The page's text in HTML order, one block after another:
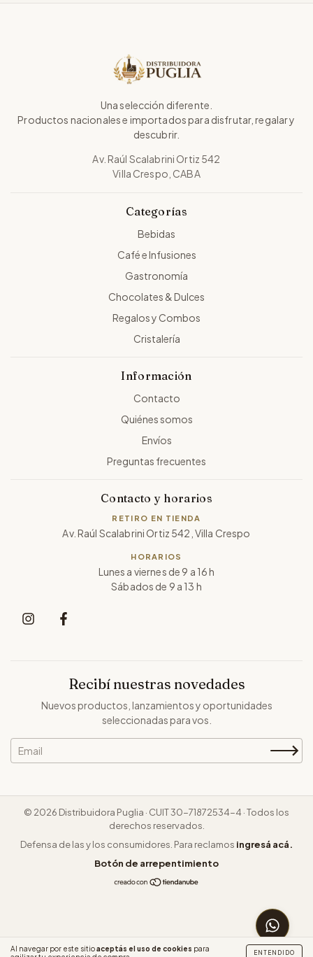
Al navegar por este sitioaceptás el uso de cookies para
ENTENDIDO
Una selección diferente.
Productos nacionales e importados para disfrutar, regalar y
descubrir.
Av. Raúl Scalabrini Ortiz 542
Villa Crespo, CABA
Categorías
Bebidas
Café e Infusiones
Gastronomía
Chocolates & Dulces
Regalos y Combos
Cristalería
Información
Contacto
Quiénes somos
Envíos
Preguntas frecuentes
Contacto y horarios
RETIRO EN TIENDA
Av. Raúl Scalabrini Ortiz 542, Villa Crespo
HORARIOS
Lunes a viernes de 9 a 16 h
Sábados de 9 a 13 h
Recibí nuestras novedades
Nuevos productos, lanzamientos y oportunidades
seleccionadas para vos.
© 2026 Distribuidora Puglia · CUIT 30-71872534-4 · Todos los
derechos reservados.
Defensa de las y los consumidores. Para reclamos ingresá acá.
Botón de arrepentimiento